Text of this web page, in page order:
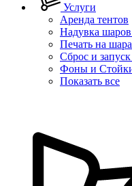
Услуги
Аренда тентов
Надувка
Печать на
Сброс и
Фоны и
Показать все